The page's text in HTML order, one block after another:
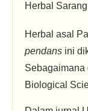
Herbal
Herbal asal
pendans ini
Sebagaimana
Biological